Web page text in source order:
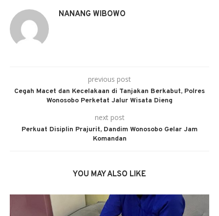
NANANG WIBOWO
previous post
Cegah Macet dan Kecelakaan di Tanjakan Berkabut, Polres
Wonosobo Perketat Jalur Wisata Dieng
next post
Perkuat Disiplin Prajurit, Dandim Wonosobo Gelar Jam
Komandan
YOU MAY ALSO LIKE